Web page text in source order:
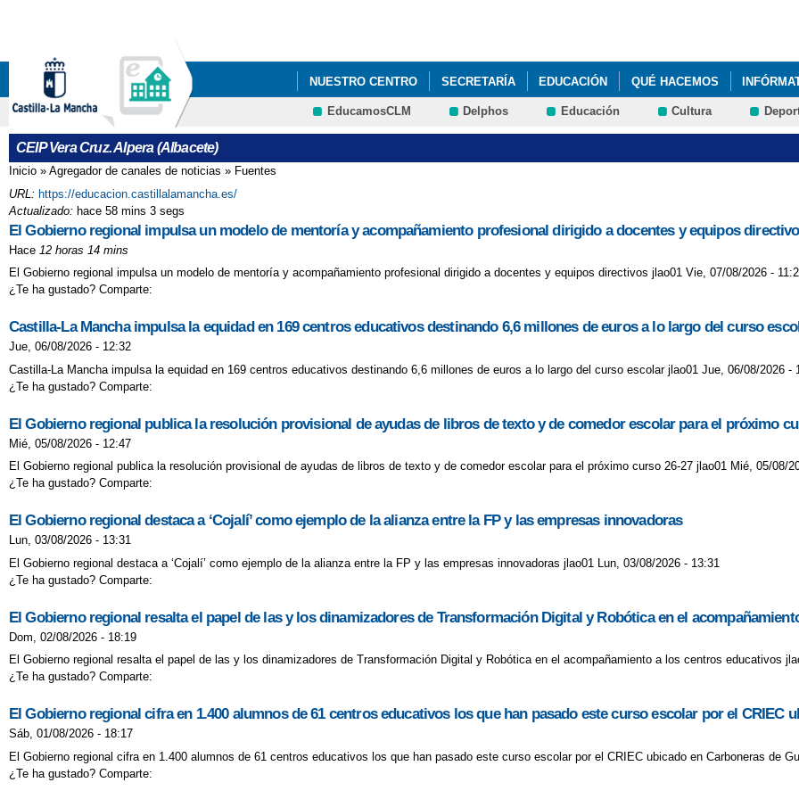
NUESTRO CENTRO SECRETARÍA EDUCACIÓN QUÉ HACEMOS
11 DE FEBRERO DIA DE LA MUJER Y LA NIÑA EN LA CIENCIA. 21 DE MARZO DÍA
ACTIVIDADES CON EL CLUB DE LECTURA Y ESCRITORA LOCAL ACTIVIDADES DÍA
BIENVENIDA AL COLE 2025/2026 BIENVENIDO CURSO 2019-2020 BIENVENIDO
CONVOCATORIA AYUDA LIBROS DE TEXTO Y COMEDOR 2023/2024 CURSO
DIA CASTILLA LA MANCHA DIA DE LA CONSTITUCIÓN DIA DE LA
EL CEIP VERA CRUZ SE CONVIERTE EN MUSEO EL CEIP VERA CRUZ SE PONE
HALLOWEEN HAPPY HALLOWEEN HALLOWEEN
I MARATÓN LITERARIO I MARATÓN LITERARIO I MERCADILLO SOLIDARIO
EducamosCLM Delphos Educación Cultura
CEIP Vera Cruz. Alpera (Albacete)
Se encuentra usted aquí
Inicio » Agregador de canales de noticias » Fuentes
URL: https://educacion.castillalamancha.es/
Actualizado: hace 58 mins 3 segs
El Gobierno regional impulsa un modelo de mentoría y acompañamiento profesional dirigido a docentes y equipos
Hace 12 horas 14 mins
El Gobierno regional impulsa un modelo de mentoría y acompañamiento profesional dirigido a docentes y equipos directivos jlao01 Vie, 07/08/2026 -
¿Te ha gustado? Comparte:
Castilla-La Mancha impulsa la equidad en 169 centros educativos destinando 6,6 millones de euros a lo largo del curso
Jue, 06/08/2026 - 12:32
Castilla-La Mancha impulsa la equidad en 169 centros educativos destinando 6,6 millones de euros a lo largo del curso escolar jlao01 Jue, 06/08/2026 -
¿Te ha gustado? Comparte:
El Gobierno regional publica la resolución provisional de ayudas de libros de texto y de comedor escolar para el próximo
Mié, 05/08/2026 - 12:47
El Gobierno regional publica la resolución provisional de ayudas de libros de texto y de comedor escolar para el próximo curso 26-27 jlao01 Mié, 05/08/
¿Te ha gustado? Comparte:
El Gobierno regional destaca a ‘Cojalí’ como ejemplo de la alianza entre la FP y las empresas innovadoras
Lun, 03/08/2026 - 13:31
El Gobierno regional destaca a ‘Cojalí’ como ejemplo de la alianza entre la FP y las empresas innovadoras jlao01 Lun, 03/08/2026 - 13:31
¿Te ha gustado? Comparte:
El Gobierno regional resalta el papel de las y los dinamizadores de Transformación Digital y Robótica en el
Dom, 02/08/2026 - 18:19
El Gobierno regional resalta el papel de las y los dinamizadores de Transformación Digital y Robótica en el acompañamiento a los centros educativos
¿Te ha gustado? Comparte:
El Gobierno regional cifra en 1.400 alumnos de 61 centros educativos los que han pasado este curso escolar por el CRIEC
Sáb, 01/08/2026 - 18:17
El Gobierno regional cifra en 1.400 alumnos de 61 centros educativos los que han pasado este curso escolar por el CRIEC ubicado en Carboneras de
¿Te ha gustado? Comparte: